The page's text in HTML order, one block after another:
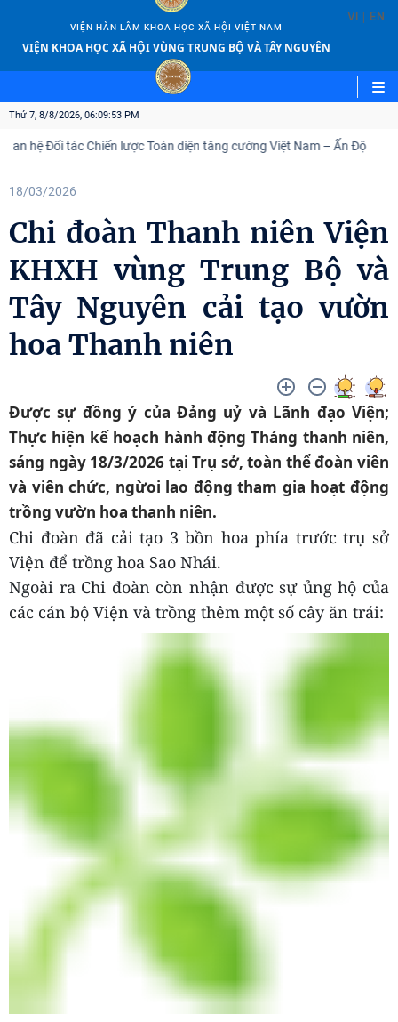
VIỆN HÀN LÂM KHOA HỌC XÃ HỘI VIỆT NAM
VIỆN KHOA HỌC XÃ HỘI VÙNG TRUNG BỘ VÀ TÂY NGUYÊN
VI | EN
Thứ 7, 8/8/2026, 06:09:55 PM
Chiến lược Toàn diện tăng cường Việt Nam – Ấn Độ Viện
18/03/2026
Chi đoàn Thanh niên Viện
KHXH vùng Trung Bộ và
Tây Nguyên cải tạo vườn
hoa Thanh niên
Được sự đồng ý của Đảng uỷ và Lãnh đạo Viện;
Thực hiện kế hoạch hành động Tháng thanh niên,
sáng ngày 18/3/2026 tại Trụ sở, toàn thể đoàn viên
và viên chức, ngừoi lao động tham gia hoạt động
trồng vườn hoa thanh niên.
Chi đoàn đã cải tạo 3 bồn hoa phía trước trụ sở
Viện để trồng hoa Sao Nhái.
Ngoài ra Chi đoàn còn nhận được sự ủng hộ của
các cán bộ Viện và trồng thêm một số cây ăn trái: